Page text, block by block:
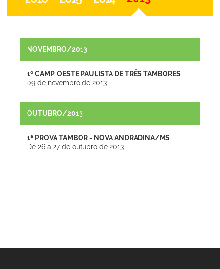
NOVEMBRO/2013
1º CAMP. OESTE PAULISTA DE TRÊS TAMBORES
09 de novembro de 2013 -
OUTUBRO/2013
1ª PROVA TAMBOR - NOVA ANDRADINA/MS
De 26 a 27 de outubro de 2013 -